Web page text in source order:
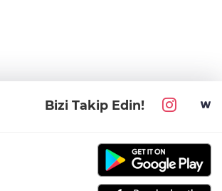
Bizi Takip Edin!